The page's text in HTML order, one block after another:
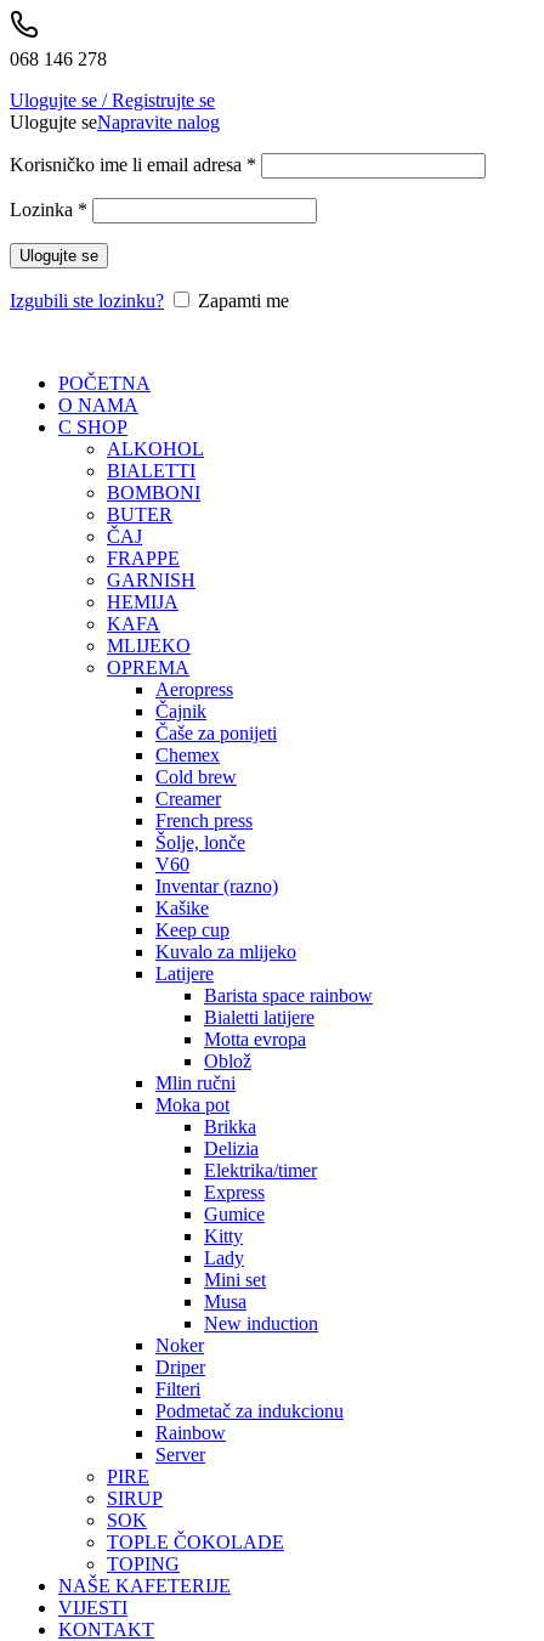
068 146 278
Ulogujte se / Registrujte se
Ulogujte seNapravite nalog
Korisničko ime li email adresa *
Lozinka *
Ulogujte se
Izgubili ste lozinku? Zapamti me
POČETNA
O NAMA
C SHOP
ALKOHOL
BIALETTI
BOMBONI
BUTER
ČAJ
FRAPPE
GARNISH
HEMIJA
KAFA
MLIJEKO
OPREMA
Aeropress
Čajnik
Čaše za ponijeti
Chemex
Cold brew
Creamer
French press
Šolje, lonče
V60
Inventar (razno)
Kašike
Keep cup
Kuvalo za mlijeko
Latijere
Barista space rainbow
Bialetti latijere
Motta evropa
Oblož
Mlin ručni
Moka pot
Brikka
Delizia
Elektrika/timer
Express
Gumice
Kitty
Lady
Mini set
Musa
New induction
Noker
Driper
Filteri
Podmetač za indukcionu
Rainbow
Server
PIRE
SIRUP
SOK
TOPLE ČOKOLADE
TOPING
NAŠE KAFETERIJE
VIJESTI
KONTAKT